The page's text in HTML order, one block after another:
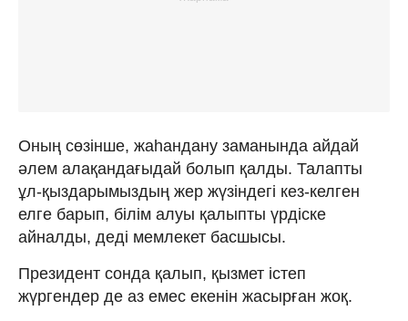
Оның сөзінше, жаһандану заманында айдай
әлем алақандағыдай болып қалды. Талапты
ұл-қыздарымыздың жер жүзіндегі кез-келген
елге барып, білім алуы қалыпты үрдіске
айналды, деді мемлекет басшысы.
Президент сонда қалып, қызмет істеп
жүргендер де аз емес екенін жасырған жоқ.